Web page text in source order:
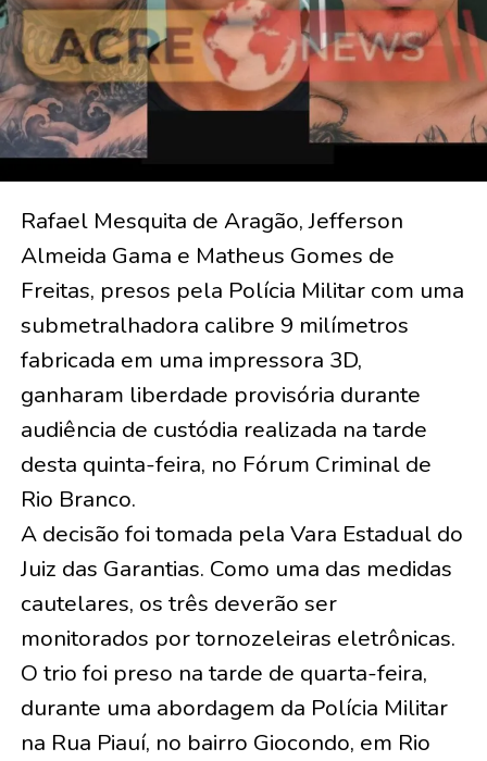
Rafael Mesquita de Aragão, Jefferson
Almeida Gama e Matheus Gomes de
Freitas, presos pela Polícia Militar com uma
submetralhadora calibre 9 milímetros
fabricada em uma impressora 3D,
ganharam liberdade provisória durante
audiência de custódia realizada na tarde
desta quinta-feira, no Fórum Criminal de
Rio Branco.
A decisão foi tomada pela Vara Estadual do
Juiz das Garantias. Como uma das medidas
cautelares, os três deverão ser
monitorados por tornozeleiras eletrônicas.
O trio foi preso na tarde de quarta-feira,
durante uma abordagem da Polícia Militar
na Rua Piauí, no bairro Giocondo, em Rio